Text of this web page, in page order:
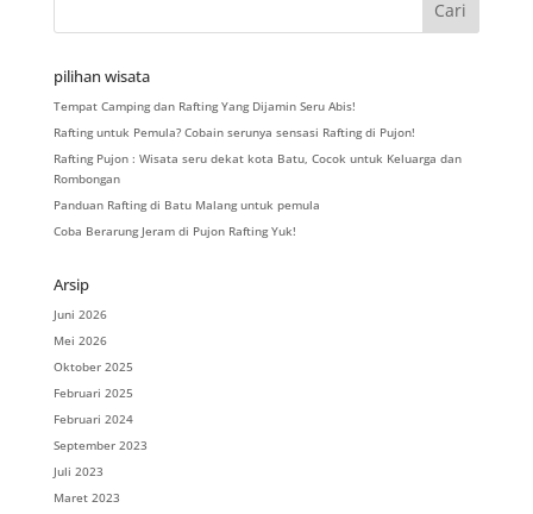
pilihan wisata
Tempat Camping dan Rafting Yang Dijamin Seru Abis!
Rafting untuk Pemula? Cobain serunya sensasi Rafting di Pujon!
Rafting Pujon : Wisata seru dekat kota Batu, Cocok untuk Keluarga dan
Rombongan
Panduan Rafting di Batu Malang untuk pemula
Coba Berarung Jeram di Pujon Rafting Yuk!
Arsip
Juni 2026
Mei 2026
Oktober 2025
Februari 2025
Februari 2024
September 2023
Juli 2023
Maret 2023